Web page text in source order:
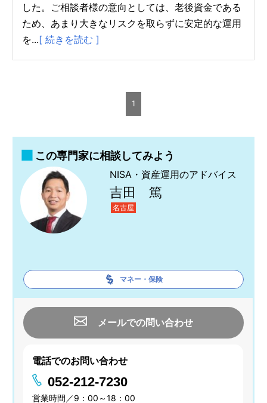
した。ご相談者様の意向としては、老後資金である
ため、あまり大きなリスクを取らずに安定的な運用
を...[ 続きを読む ]
1
この専門家に相談してみよう
NISA・資産運用のアドバイス
吉田 篤
名古屋
マネー・保険
メールでの問い合わせ
電話でのお問い合わせ
052-212-7230
営業時間／9：00～18：00